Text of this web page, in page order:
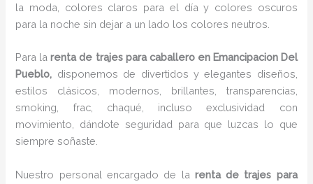
la moda, colores claros para el día y colores oscuros
para la noche sin dejar a un lado los colores neutros.
Para larenta de trajes para caballero en Emancipacion Del
Pueblo, disponemos de divertidos y elegantes diseños,
estilos clásicos, modernos, brillantes, transparencias,
smoking, frac, chaqué, incluso exclusividad con
movimiento, dándote seguridad para que luzcas lo que
siempre soñaste.
Nuestro personal encargado de la renta de trajes para